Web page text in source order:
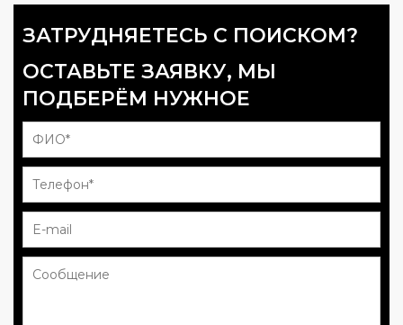
ЗАТРУДНЯЕТЕСЬ С ПОИСКОМ?
ОСТАВЬТЕ ЗАЯВКУ, МЫ
ПОДБЕРЁМ НУЖНОЕ